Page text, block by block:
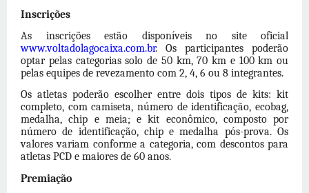
Inscrições
As inscrições estão disponíveis no site oficial
www.voltadolagocaixa.com.br. Os participantes poderão
optar pelas categorias solo de 50 km, 70 km e 100 km ou
pelas equipes de revezamento com 2, 4, 6 ou 8 integrantes.
Os atletas poderão escolher entre dois tipos de kits: kit
completo, com camiseta, número de identificação, ecobag,
medalha, chip e meia; e kit econômico, composto por
número de identificação, chip e medalha pós-prova. Os
valores variam conforme a categoria, com descontos para
atletas PCD e maiores de 60 anos.
Premiação